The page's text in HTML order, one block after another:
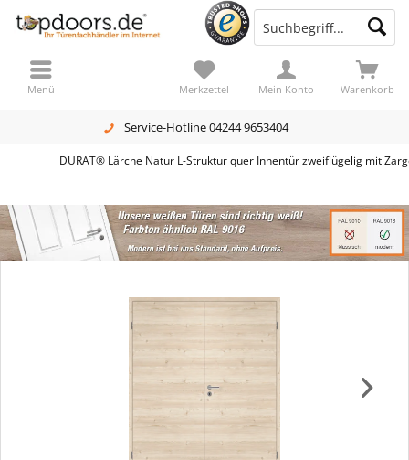
Service-Hotline 04244 9653404
Warenkorb
Merkzettel Mein Konto
Menü
DURAT® Lärche Natur L-Struktur quer Innentür zweiflügelig mit